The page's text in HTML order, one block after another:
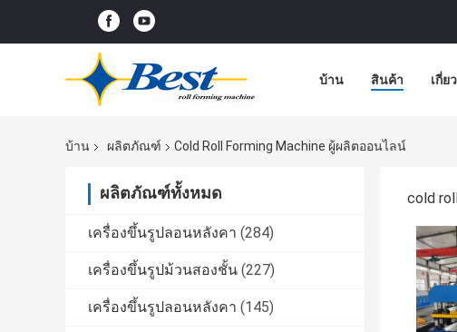
บ้าน สินค้า เกี่ย
บ้าน ผลิตภัณฑ์ Cold Roll Forming Machine ผู้ผลิตออนไลน์
ผลิตภัณฑ์ทั้งหมด
เครื่องขึ้นรูปลอนหลังคา (284)
เครื่องขึ้นรูปม้วนสองชั้น (227)
เครื่องขึ้นรูปลอนหลังคา (145)
cold